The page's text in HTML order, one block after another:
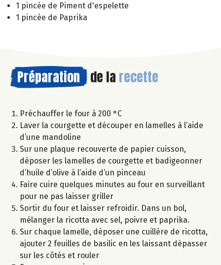
1 pincée de Piment d'espelette
1 pincée de Paprika
Préparation de la recette
Préchauffer le four à 200 °C
Laver la courgette et découper en lamelles à l’aide
d’une mandoline
Sur une plaque recouverte de papier cuisson,
déposer les lamelles de courgette et badigeonner
d’huile d’olive à l’aide d’un pinceau
Faire cuire quelques minutes au four en surveillant
pour ne pas laisser griller
Sortir du four et laisser refroidir. Dans un bol,
mélanger la ricotta avec sel, poivre et paprika.
Sur chaque lamelle, déposer une cuillère de ricotta,
ajouter 2 feuilles de basilic en les laissant dépasser
sur les côtés et rouler